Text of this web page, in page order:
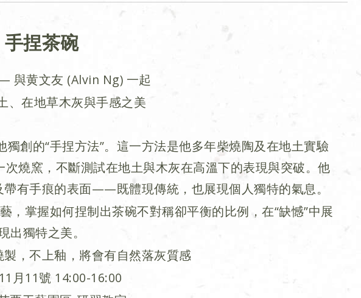
手捏茶碗
與黄文友 (Alvin Ng) 一起
、在地草木灰與手感之美
創的“手捏方法”。這一方法是他多年柴燒陶及在地土實驗
燒窯，不斷測試在地土與木灰在高溫下的表現與突破。他
有手痕的表面——既體現傳統，也展現個人獨特的氣息。
，掌握如何捏制出茶碗不對稱卻平衡的比例，在“缺憾”中展
出獨特之美。
，不上釉，將會有自然落灰質感
月11號 14:00-16:00